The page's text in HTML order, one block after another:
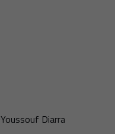
Youssouf Diarra